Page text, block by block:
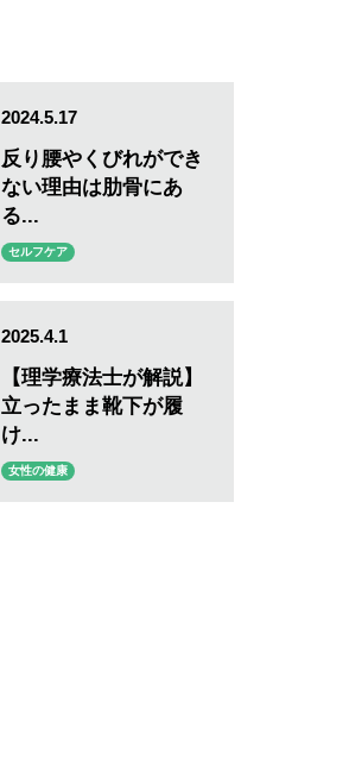
2024.5.17
反り腰やくびれができ
ない理由は肋骨にあ
る...
セルフケア
2025.4.1
【理学療法士が解説】
立ったまま靴下が履
け...
女性の健康